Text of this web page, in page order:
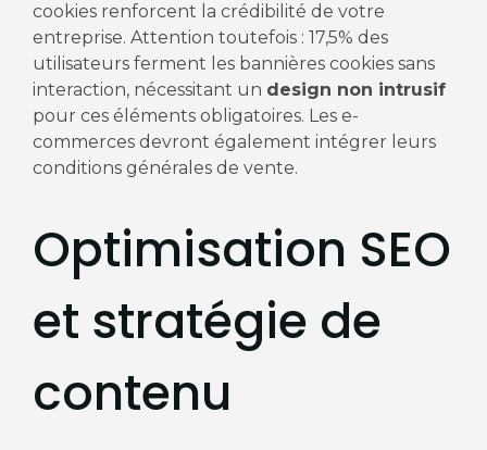
cookies renforcent la crédibilité de votre
entreprise. Attention toutefois : 17,5% des
utilisateurs ferment les bannières cookies sans
interaction, nécessitant un design non intrusif
pour ces éléments obligatoires. Les e-
commerces devront également intégrer leurs
conditions générales de vente.
Optimisation SEO
et stratégie de
contenu